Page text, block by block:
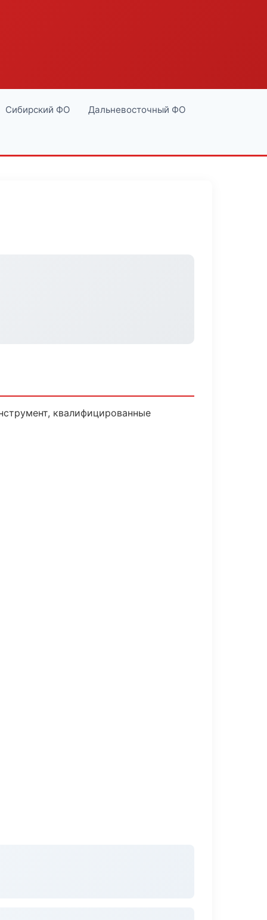
Сибирский ФО Дальневосточный ФО
квалифицированные